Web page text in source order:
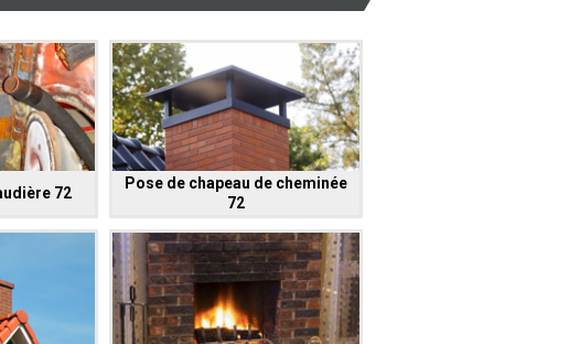
72
Pose de chapeau de cheminée
72